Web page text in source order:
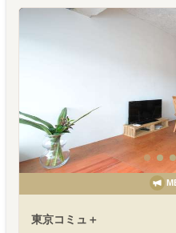
差し込まれる友人たちか
東京コミュ＋